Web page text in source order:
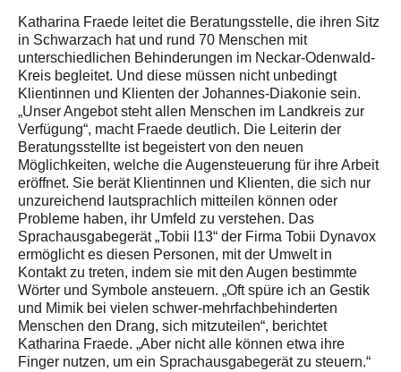
Katharina Fraede leitet die Beratungsstelle, die ihren Sitz
in Schwarzach hat und rund 70 Menschen mit
unterschiedlichen Behinderungen im Neckar-Odenwald-
Kreis begleitet. Und diese müssen nicht unbedingt
Klientinnen und Klienten der Johannes-Diakonie sein.
„Unser Angebot steht allen Menschen im Landkreis zur
Verfügung“, macht Fraede deutlich. Die Leiterin der
Beratungsstellte ist begeistert von den neuen
Möglichkeiten, welche die Augensteuerung für ihre Arbeit
eröffnet. Sie berät Klientinnen und Klienten, die sich nur
unzureichend lautsprachlich mitteilen können oder
Probleme haben, ihr Umfeld zu verstehen. Das
Sprachausgabegerät „Tobii I13“ der Firma Tobii Dynavox
ermöglicht es diesen Personen, mit der Umwelt in
Kontakt zu treten, indem sie mit den Augen bestimmte
Wörter und Symbole ansteuern. „Oft spüre ich an Gestik
und Mimik bei vielen schwer-mehrfachbehinderten
Menschen den Drang, sich mitzuteilen“, berichtet
Katharina Fraede. „Aber nicht alle können etwa ihre
Finger nutzen, um ein Sprachausgabegerät zu steuern.“